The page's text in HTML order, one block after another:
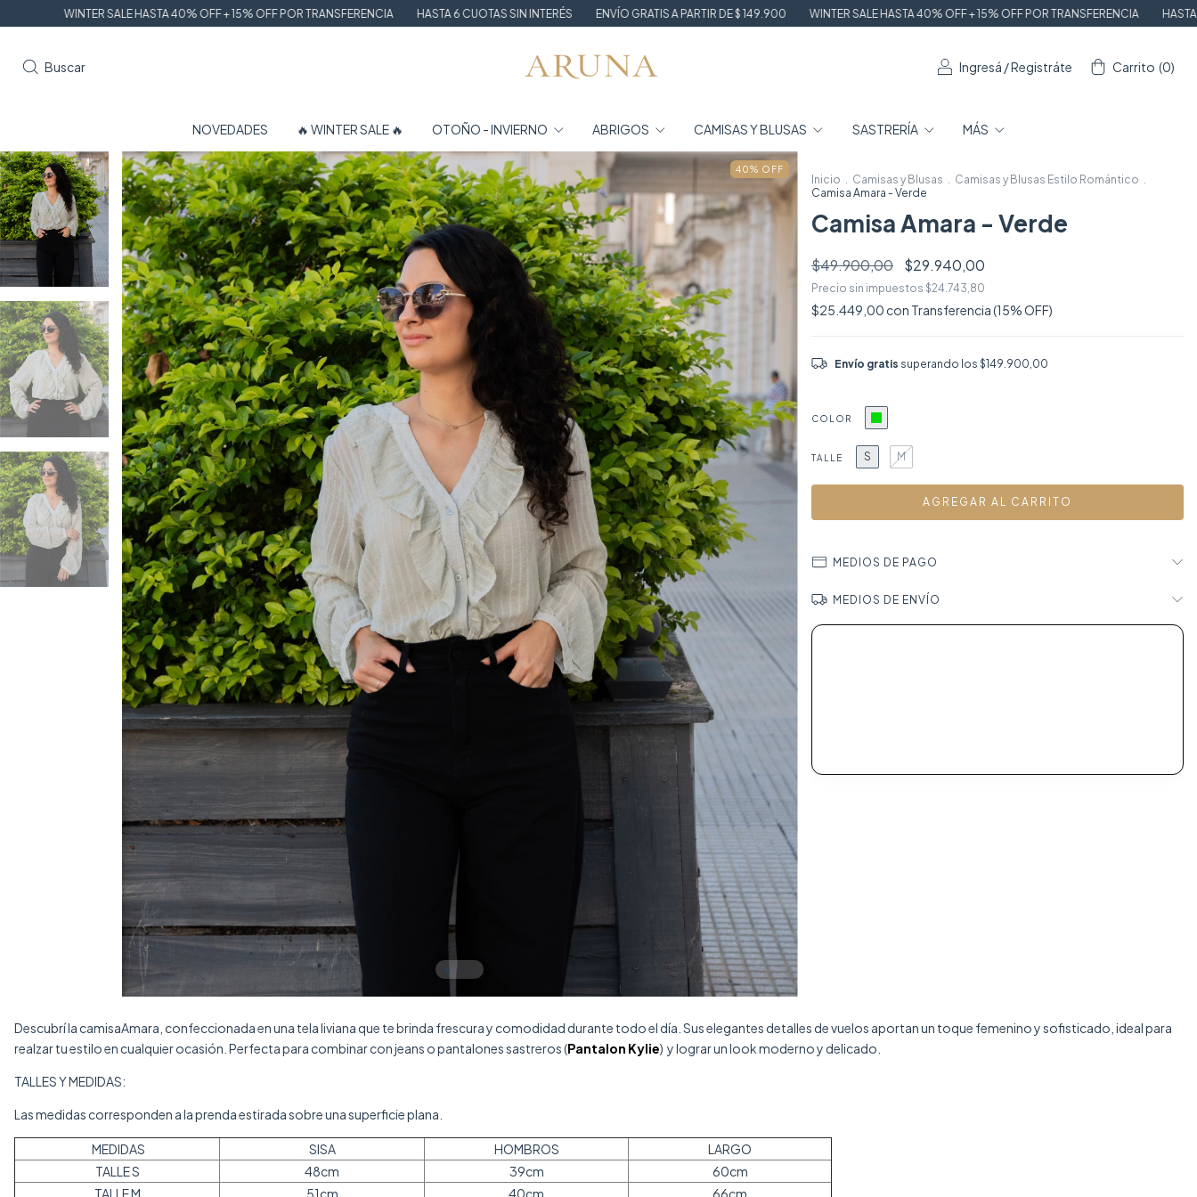
SALE HASTA 40% OFF + 15% OFF POR TRANSFERENCIA HASTA 6 CUOTAS SIN INTERÉS ENVÍO GRATIS A PARTIR DE $ 149.900 WINTER SALE HASTA 40% OFF + 15% OFF POR TRANSFERENCIA HASTA 6 CUOTAS SIN
Buscar Ingresá /Registráte Carrito (0)
NOVEDADES 🔥 WINTER SALE 🔥 OTOÑO - INVIERNO ABRIGOS CAMISAS Y BLUSAS SASTRERÍA MÁS
40% OFF
Inicio . Camisas y Blusas . Camisas y Blusas Estilo Romántico .
Camisa Amara - Verde
Camisa Amara - Verde
$49.900,00 $29.940,00
Precio sin impuestos $24.743,80
$25.449,00 con Transferencia (15% OFF)
Envío gratis superando los $149.900,00
COLOR
TALLE S M
MEDIOS DE PAGO
MEDIOS DE ENVÍO
Descubrí la camisaAmara, confeccionada en una tela liviana que te brinda frescura y comodidad durante todo el día. Sus elegantes detalles de vuelos aportan un toque femenino y sofisticado, ideal para
realzar tu estilo en cualquier ocasión. Perfecta para combinar con jeans o pantalones sastreros (Pantalon Kylie) y lograr un look moderno y delicado.
TALLES Y MEDIDAS:
Las medidas corresponden a la prenda estirada sobre una superficie plana.
MEDIDAS SISA HOMBROS
LARGO
TALLE S
48cm 39cm
60cm
TALLE M
51cm 40cm 66cm